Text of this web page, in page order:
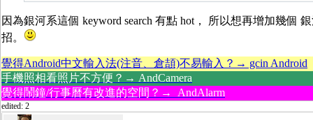
因為銀河系這個 keyword search 有點 hot， 所以想再增加幾個
招。
覺得Android中文輸入法(注音、倉頡)不易輸入？→ gcin Android
手機照相看照片不方便？→ AndCamera
覺得鬧鐘/行事曆有改進的空間？→ AndAlarm
edited: 2